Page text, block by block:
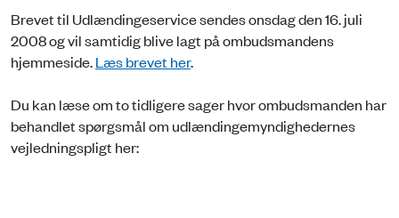
Brevet til Udlændingeservice sendes onsdag den 16. juli
2008 og vil samtidig blive lagt på ombudsmandens
hjemmeside.Læs brevet her.
Du kan læse om to tidligere sager hvor ombudsmanden har
behandlet spørgsmål om udlændingemyndighedernes
vejledningspligt her: